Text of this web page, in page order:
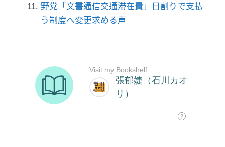
野党「文書通信交通滞在費」日割りで支払
う制度へ変更求める声